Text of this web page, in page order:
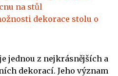
na stůl
dekorace stolu o
jednou z nejkrásnějších a
dekorací. Jeho význam